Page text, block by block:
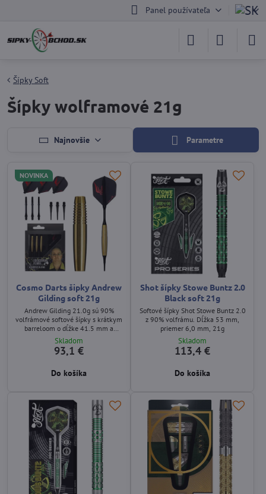
Panel používateľa
Šípky Soft
Šípky wolframové 21g
Najnovšie Parametre
NOVINKA
Cosmo Darts šipky Andrew
Gilding soft 21g
Andrew Gilding 21.0g sú 90%
volfrámové softové šípky s krátkym
barreloom o dĺžke 41.5 mm a
maximálnom priemere 7.8 mm.
Barrel má tvar double tapered – od
hrotu sa postupne rozširuje do
následne sa smerom dozadu opäť
barrel má prémiové zlaté titanové
prevedenie.
Skladom
93,1 €
Do košíka
Shot šípky Stowe Buntz 2.0
Black soft 21g
Softové šípky Shot Stowe Buntz 2.0
z 90% volfrámu. Dĺžka 53 mm,
priemer 6,0 mm, 21g
Skladom
113,4 €
Do košíka